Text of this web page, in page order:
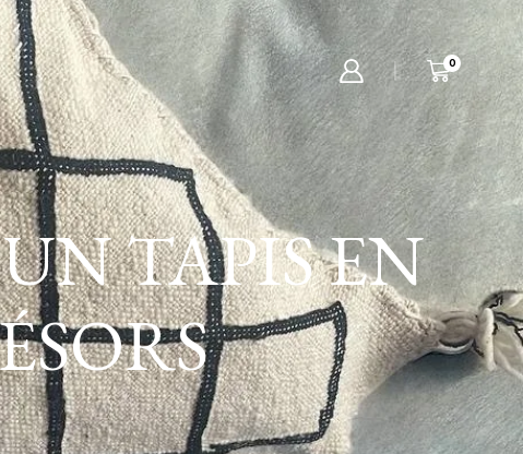
0
TAPIS EN